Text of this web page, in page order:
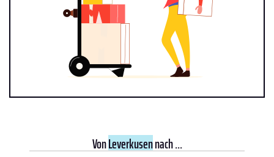
VonLeverkusennach ...